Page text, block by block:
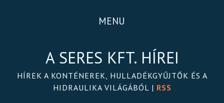
MENU
A SERES KFT. HÍREI
HÍREK A KONTÉNEREK, HULLADÉKGYŰJTŐK ÉS A
HIDRAULIKA VILÁGÁBÓL | RSS